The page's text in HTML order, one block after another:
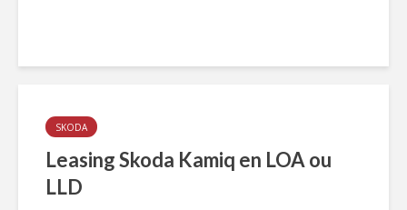
SKODA
Leasing Skoda Kamiq en LOA ou
LLD